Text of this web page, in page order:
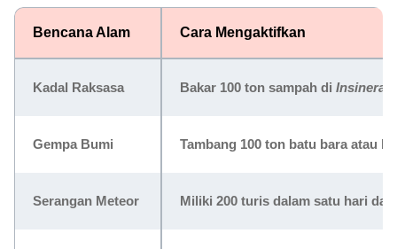
Bencana Alam Cara Mengaktifkan
Kadal Raksasa Bakar 100 ton sampah di
Gempa Bumi Tambang 100 ton batu bara atau
Serangan Meteor Miliki 200 turis dalam satu hari